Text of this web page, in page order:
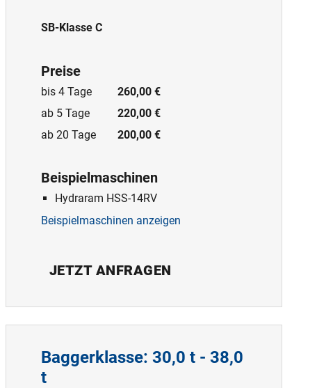
SB-Klasse C
Preise
bis 4 Tage
260,00 €
ab 5 Tage
220,00 €
ab 20 Tage
200,00 €
Beispielmaschinen
Hydraram HSS-14RV
Beispielmaschinen anzeigen
JETZT ANFRAGEN
Baggerklasse: 30,0 t - 38,0
t